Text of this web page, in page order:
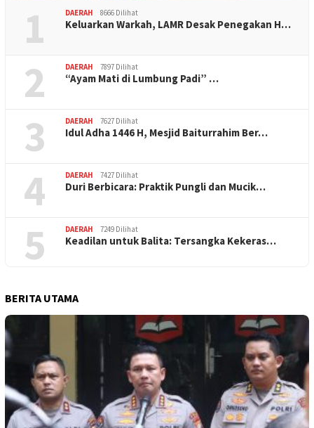
1 DAERAH 8666 Dilihat
Keluarkan Warkah, LAMR Desak Penegakan H…
2 DAERAH 7897 Dilihat
“Ayam Mati di Lumbung Padi” …
3 DAERAH 7627 Dilihat
Idul Adha 1446 H, Mesjid Baiturrahim Ber…
4 DAERAH 7427 Dilihat
Duri Berbicara: Praktik Pungli dan Mucik…
5 DAERAH 7249 Dilihat
Keadilan untuk Balita: Tersangka Kekeras…
BERITA UTAMA